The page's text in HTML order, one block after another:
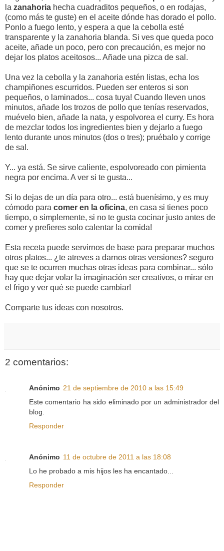
la zanahoria hecha cuadraditos pequeños, o en rodajas,
(como más te guste) en el aceite dónde has dorado el pollo.
Ponlo a fuego lento, y espera a que la cebolla esté
transparente y la zanahoria blanda. Si ves que queda poco
aceite, añade un poco, pero con precaución, es mejor no
dejar los platos aceitosos... Añade una pizca de sal.
Una vez la cebolla y la zanahoria estén listas, echa los
champiñones escurridos. Pueden ser enteros si son
pequeños, o laminados... cosa tuya! Cuando lleven unos
minutos, añade los trozos de pollo que tenías reservados,
muévelo bien, añade la nata, y espolvorea el curry. Es hora
de mezclar todos los ingredientes bien y dejarlo a fuego
lento durante unos minutos (dos o tres); pruébalo y corrige
de sal.
Y... ya está. Se sirve caliente, espolvoreado con pimienta
negra por encima. A ver si te gusta...
Si lo dejas de un día para otro... está buenísimo, y es muy
cómodo para comer en la oficina, en casa si tienes poco
tiempo, o simplemente, si no te gusta cocinar justo antes de
comer y prefieres solo calentar la comida!
Esta receta puede servirnos de base para preparar muchos
otros platos... ¿te atreves a darnos otras versiones? seguro
que se te ocurren muchas otras ideas para combinar... sólo
hay que dejar volar la imaginación ser creativos, o mirar en
el frigo y ver qué se puede cambiar!
Comparte tus ideas con nosotros.
2 comentarios:
Anónimo 21 de septiembre de 2010 a las 15:49
Este comentario ha sido eliminado por un administrador del
blog.
Responder
Anónimo 11 de octubre de 2011 a las 18:08
Lo he probado a mis hijos les ha encantado...
Responder